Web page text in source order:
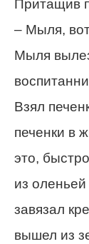
Притащив
– Мыля,
Мыля
Взял
печенки в
это,
из
завязал
вышел из